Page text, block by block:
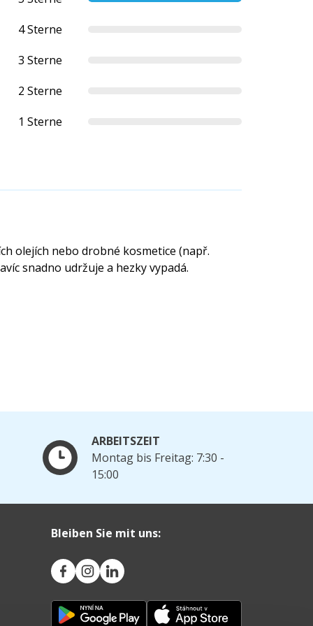
4 Sterne
3 Sterne
2 Sterne
1 Sterne
olejích nebo drobné kosmetice (např.
snadno udržuje a hezky vypadá.
ARBEITSZEIT
Montag bis Freitag: 7:30 -
15:00
Bleiben Sie mit uns: